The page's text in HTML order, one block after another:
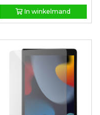
In winkelmand